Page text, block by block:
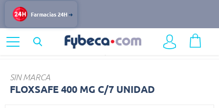
Farmacias 24H
Infecciones y Vacunas FLOXSAFE
SIN MARCA
FLOXSAFE 400 MG C/7 UNIDAD